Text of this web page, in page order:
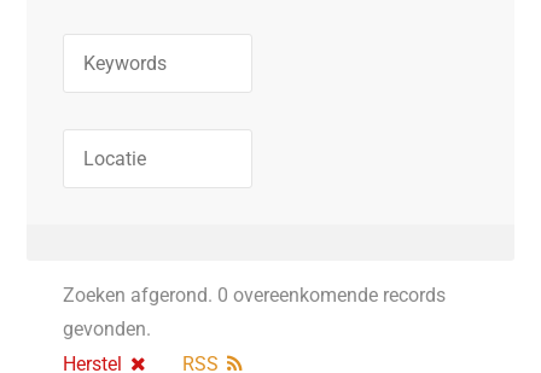
Zoeken afgerond. 0 overeenkomende records
gevonden.
Herstel
RSS